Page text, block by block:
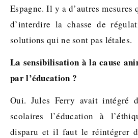
Espagne. Il y a d’autres
d’interdire la chasse de
solutions qui ne sont pas létales.
La sensibilisation à la cause
par l’éducation ?
Oui. Jules Ferry avait intégré
scolaires l’éducation à
disparu et il faut le réintégrer